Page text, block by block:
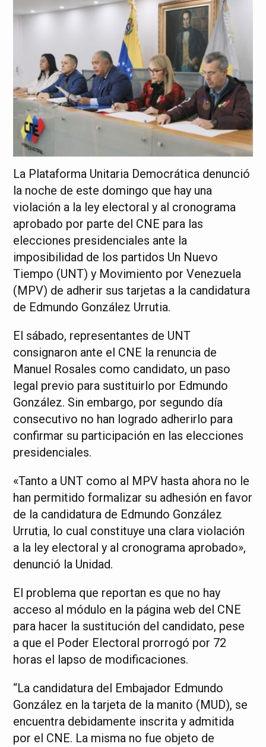
La Plataforma Unitaria Democrática denunció
la noche de este domingo que hay una
violación a la ley electoral y al cronograma
aprobado por parte del CNE para las
elecciones presidenciales ante la
imposibilidad de los partidos Un Nuevo
Tiempo (UNT) y Movimiento por Venezuela
(MPV) de adherir sus tarjetas a la candidatura
de Edmundo González Urrutia.
El sábado, representantes de UNT
consignaron ante el CNE la renuncia de
Manuel Rosales como candidato, un paso
legal previo para sustituirlo por Edmundo
González. Sin embargo, por segundo día
consecutivo no han logrado adherirlo para
confirmar su participación en las elecciones
presidenciales.
«Tanto a UNT como al MPV hasta ahora no le
han permitido formalizar su adhesión en favor
de la candidatura de Edmundo González
Urrutia, lo cual constituye una clara violación
a la ley electoral y al cronograma aprobado»,
denunció la Unidad.
El problema que reportan es que no hay
acceso al módulo en la página web del CNE
para hacer la sustitución del candidato, pese
a que el Poder Electoral prorrogó por 72
horas el lapso de modificaciones.
“La candidatura del Embajador Edmundo
González en la tarjeta de la manito (MUD), se
encuentra debidamente inscrita y admitida
por el CNE. La misma no fue objeto de